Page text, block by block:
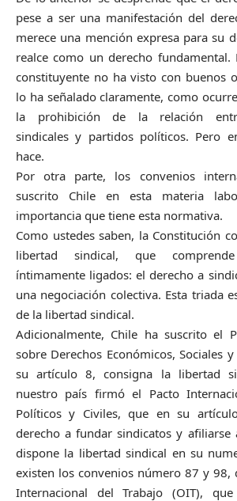
pese a ser una manifestación del
merece una mención expresa para su
realce como un derecho fundamental.
constituyente no ha visto con buenos
lo ha señalado claramente, como
la prohibición de la relación
sindicales y partidos políticos. Pero
hace.
Por otra parte, los convenios
suscrito Chile en esta materia
importancia que tiene esta normativa.
Como ustedes saben, la Constitución
libertad sindical, que
íntimamente ligados: el derecho a
una negociación colectiva. Esta triada
de la libertad sindical.
Adicionalmente, Chile ha suscrito el
sobre Derechos Económicos, Sociales
su artículo 8, consigna la libertad
nuestro país firmó el Pacto
Políticos y Civiles, que en su
derecho a fundar sindicatos y afiliarse
dispone la libertad sindical en su
existen los convenios número 87 y 98,
Internacional del Trabajo (OIT),